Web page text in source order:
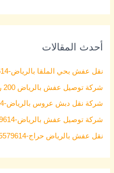
c
o
r
:
أحدث المقالات
نقل عفش بحي الملقا بالرياض-0545579614
شركة توصيل عفش بالرياض 200 ريال-0545579614
شركة نقل دبش عروس بالرياض-0545579614
شركة توصيل عفش بالرياض-0545579614
نقل عفش بالرياض حراج-0545579614